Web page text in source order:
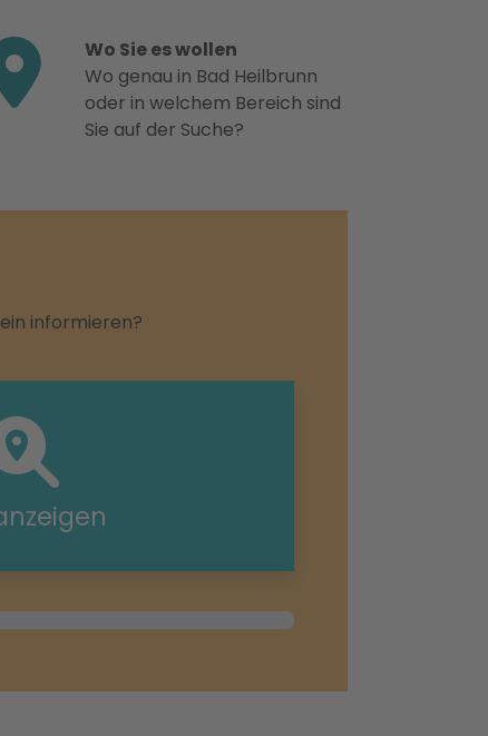
Wo Sie es wollen
Wo genau in Bad Heilbrunn
oder in welchem Bereich sind
Sie auf der Suche?
informieren?